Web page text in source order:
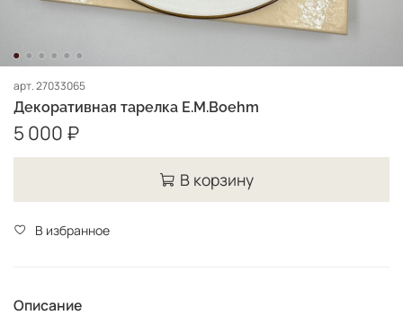
арт.27033065
Декоративная тарелка E.M.Boehm
5 000 ₽
В корзину
В избранное
Описание